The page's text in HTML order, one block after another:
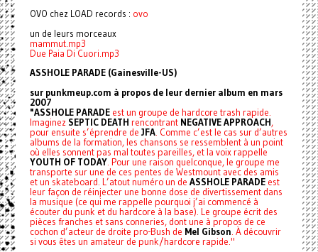
OVO chez LOAD records : ovo
un de leurs morceaux
mammut.mp3
Due Paia Di Cuori.mp3
ASSHOLE PARADE (Gainesville-US)
sur punkmeup.com à propos de leur dernier album en mars
2007
"ASSHOLE PARADEest un groupe de hardcore trash rapide.
Imaginez SEPTIC DEATH rencontrant NEGATIVE APPROACH,
pour ensuite s’éprendre de JFA. Comme c’est le cas sur d’autres
albums de la formation, les chansons se ressemblent à un point
où elles sonnent pas mal toutes pareilles, et la voix rappelle
YOUTH OF TODAY. Pour une raison quelconque, le groupe me
transporte sur une de ces pentes de Westmount avec des amis
et un skateboard. L’atout numéro un de ASSHOLE PARADEest
leur façon de réinjecter une bonne dose de divertissement dans
la musique (ce qui me rappelle pourquoi j’ai commencé à
écouter du punk et du hardcore à la base). Le groupe écrit des
pièces franches et sans conneries, dont une à propos de ce
cochon d’acteur de droite pro-Bush de Mel Gibson. À découvrir
si vous êtes un amateur de punk/hardcore rapide."